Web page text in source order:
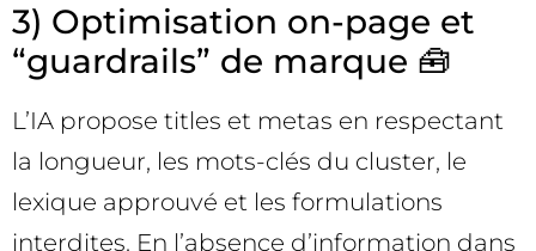
3) Optimisation on-page et
“guardrails” de marque 🧰
L’IA propose titles et metas en respectant
la longueur, les mots-clés du cluster, le
lexique approuvé et les formulations
interdites. En l’absence d’information dans